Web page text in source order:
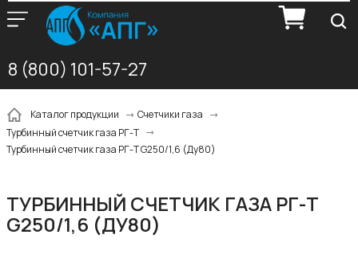
8 (800) 101-57-27
Каталог продукции
Счетчики газа
Турбинный счетчик газа РГ-Т
Турбинный счетчик газа РГ-Т G250/1,6 (Ду80)
ТУРБИННЫЙ СЧЕТЧИК ГАЗА РГ-Т
G250/1,6 (ДУ80)